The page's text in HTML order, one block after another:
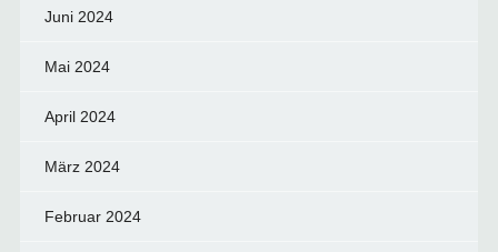
Juni 2024
Mai 2024
April 2024
März 2024
Februar 2024